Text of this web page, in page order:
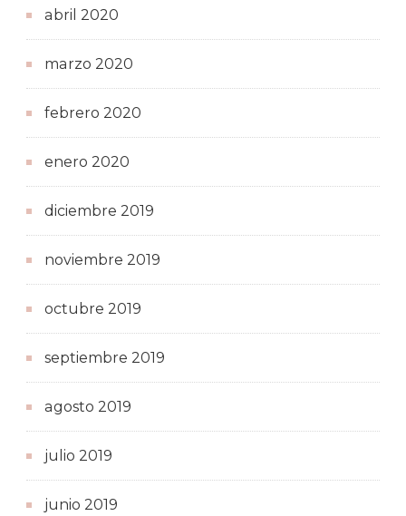
abril 2020
marzo 2020
febrero 2020
enero 2020
diciembre 2019
noviembre 2019
octubre 2019
septiembre 2019
agosto 2019
julio 2019
junio 2019